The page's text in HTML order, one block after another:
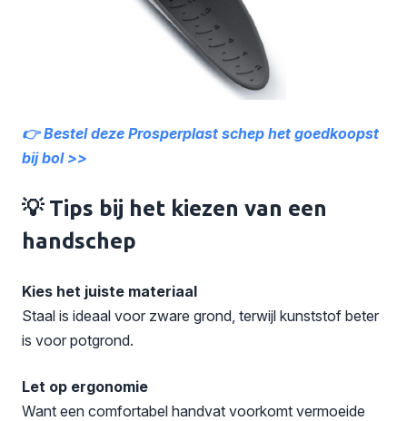
👉 Bestel deze Prosperplast schep het goedkoopst
bij bol >>
💡 Tips bij het kiezen van een
handschep
Kies het juiste materiaal
Staal is ideaal voor zware grond, terwijl kunststof beter
is voor potgrond.
Let op ergonomie
Want een comfortabel handvat voorkomt vermoeide